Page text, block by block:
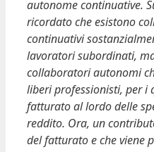
autonome continuative.
ricordato che esistono
continuativi
lavoratori subordinati,
collaboratori autonomi
liberi professionisti, per i
fatturato al lordo delle
reddito. Ora, un
del fatturato e che viene